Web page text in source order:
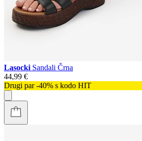
Lasocki Sandali Črna
44,99 €
Drugi par -40% s kodo HIT